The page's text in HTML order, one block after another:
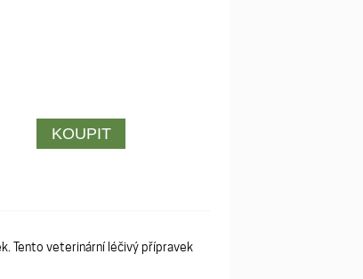
Tento veterinární léčivý přípravek